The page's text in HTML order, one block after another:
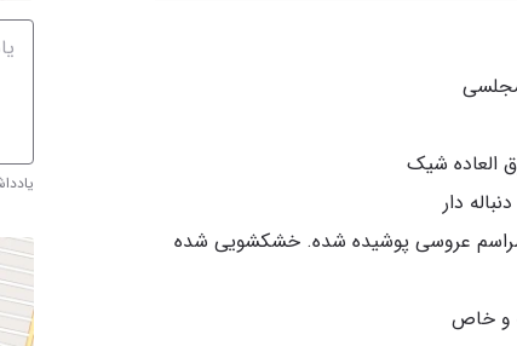
مراسم عروسی پوشیده شده. خشکشویی شده